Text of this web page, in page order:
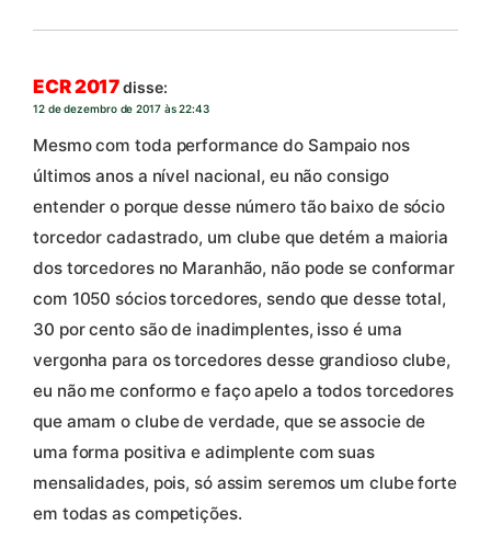
ECR 2017disse:
12 de dezembro de 2017 às 22:43
Mesmo com toda performance do Sampaio nos
últimos anos a nível nacional, eu não consigo
entender o porque desse número tão baixo de sócio
torcedor cadastrado, um clube que detém a maioria
dos torcedores no Maranhão, não pode se conformar
com 1050 sócios torcedores, sendo que desse total,
30 por cento são de inadimplentes, isso é uma
vergonha para os torcedores desse grandioso clube,
eu não me conformo e faço apelo a todos torcedores
que amam o clube de verdade, que se associe de
uma forma positiva e adimplente com suas
mensalidades, pois, só assim seremos um clube forte
em todas as competições.